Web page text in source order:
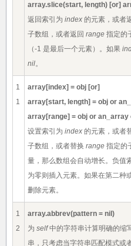
array.slice(start, length) [or]
返回索引为 index 的元素，或者
子数组，或者返回 range 指定的
（-1 是最后一个元素）。如果
nil。
1
1
array[index] = obj [or]
array[start, length] = obj or
array[range] = obj or an_array
设置索引为 index 的元素，或者
子数组，或者替换 range 指定的
量，那么数组会自动增长。负值
为零则插入元素。如果在第二种
删除元素。
1
2
array.abbrev(pattern = nil)
为 self中的字符串计算明确的缩
串，只考虑当字符串匹配模式或